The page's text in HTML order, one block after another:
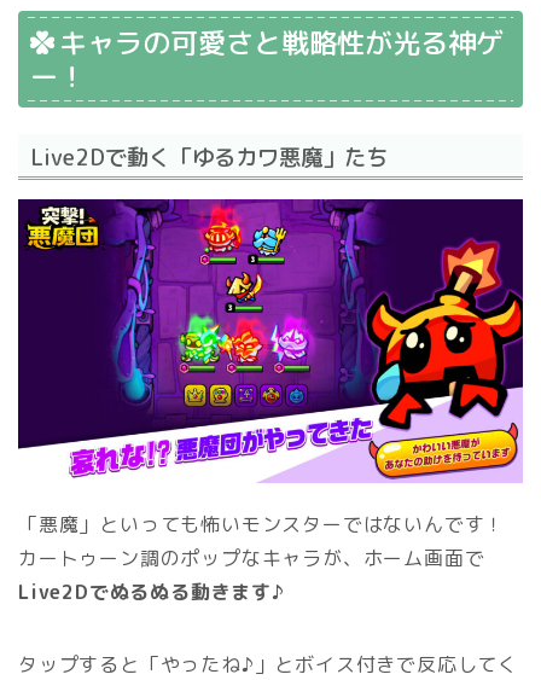
キャラの可愛さと戦略性が光る神ゲ
ー！
Live2Dで動く「ゆるカワ悪魔」たち
「悪魔」といっても怖いモンスターではないんです！
カートゥーン調のポップなキャラが、ホーム画面で
Live2Dでぬるぬる動きます♪
タップすると「やったね♪」とボイス付きで反応してく